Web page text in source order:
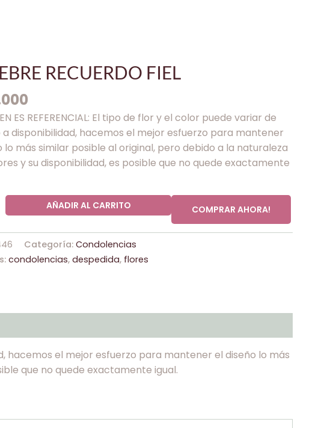
RECUERDO FIEL
ES REFERENCIAL: El tipo de flor y el color puede variar de
disponibilidad, hacemos el mejor esfuerzo para mantener
lo más similar posible al original, pero debido a la naturaleza
y su disponibilidad, es posible que no quede exactamente
AÑADIR AL CARRITO COMPRAR AHORA!
Categoría: Condolencias
condolencias, despedida, flores
hacemos el mejor esfuerzo para mantener el diseño lo más
que no quede exactamente igual.